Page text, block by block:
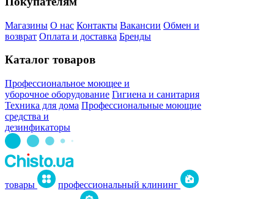
Магазины О нас Контакты Вакансии Обмен и
возврат Оплата и доставка Бренды
Каталог товаров
Профессиональное моющее и
уборочное оборудование Гигиена и санитария
Техника для дома Профессиональные моющие
средства и
дезинфикаторы
товары профессиональный клининг